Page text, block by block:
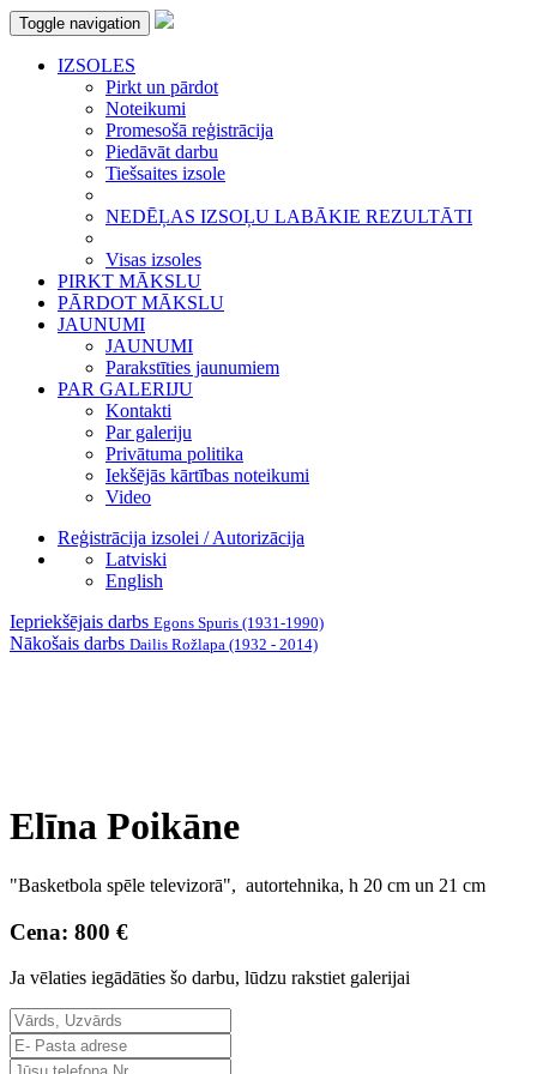
Toggle navigation
IZSOLES
Pirkt un pārdot
Noteikumi
Promesošā reģistrācija
Piedāvāt darbu
Tiešsaites izsole
NEDĒĻAS IZSOĻU LABĀKIE REZULTĀTI
Visas izsoles
PIRKT MĀKSLU
PĀRDOT MĀKSLU
JAUNUMI
JAUNUMI
Parakstīties jaunumiem
PAR GALERIJU
Kontakti
Par galeriju
Privātuma politika
Iekšējās kārtības noteikumi
Video
Reģistrācija izsolei / Autorizācija
Latviski
English
Iepriekšējais darbs Egons Spuris (1931-1990)
Nākošais darbs Dailis Rožlapa (1932 - 2014)
Elīna Poikāne
"Basketbola spēle televizorā", autortehnika, h 20 cm un 21 cm
Cena: 800 €
Ja vēlaties iegādāties šo darbu, lūdzu rakstiet galerijai